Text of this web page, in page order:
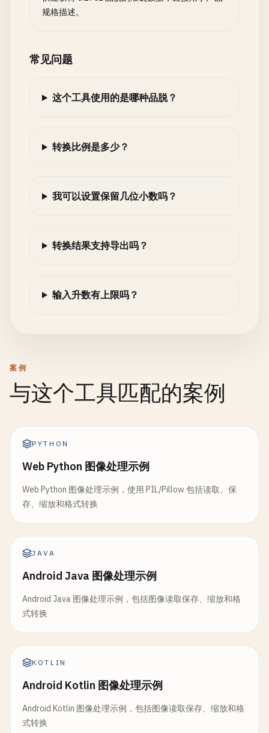
规格描述。
常见问题
这个工具使用的是哪种品脱？
转换比例是多少？
我可以设置保留几位小数吗？
转换结果支持导出吗？
输入升数有上限吗？
案例
与这个工具匹配的案例
PYTHON
Web Python 图像处理示例
Web Python 图像处理示例，使用 PIL/Pillow 包括读取、保
存、缩放和格式转换
JAVA
Android Java 图像处理示例
Android Java 图像处理示例，包括图像读取保存、缩放和格
式转换
KOTLIN
Android Kotlin 图像处理示例
Android Kotlin 图像处理示例，包括图像读取保存、缩放和格
式转换